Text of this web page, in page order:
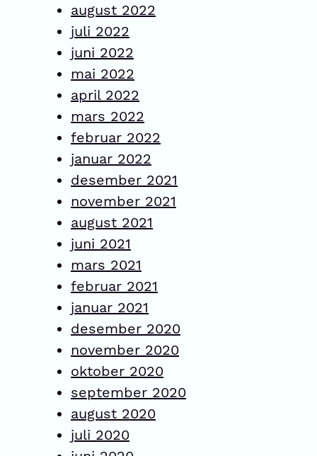
august 2022
juli 2022
juni 2022
mai 2022
april 2022
mars 2022
februar 2022
januar 2022
desember 2021
november 2021
august 2021
juni 2021
mars 2021
februar 2021
januar 2021
desember 2020
november 2020
oktober 2020
september 2020
august 2020
juli 2020